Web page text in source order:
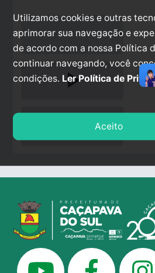
play_arrow
Utilizamos cookies e outras
aprimorar sua navegação e
de acordo com a nossa Política
continuar navegando, você
condições. Ler Política de
Aceito